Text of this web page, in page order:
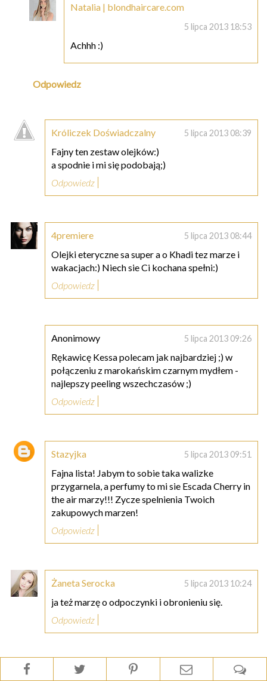
Natalia | blondhaircare.com
5 lipca 2013 18:53
Achhh :)
Odpowiedz
Króliczek Doświadczalny 5 lipca 2013 08:39
Fajny ten zestaw olejków:)
a spodnie i mi się podobają;)
Odpowiedz
4premiere 5 lipca 2013 08:44
Olejki eteryczne sa super a o Khadi tez marze i
wakacjach:) Niech sie Ci kochana spełni:)
Odpowiedz
Anonimowy 5 lipca 2013 09:26
Rękawicę Kessa polecam jak najbardziej ;) w
połączeniu z marokańskim czarnym mydłem -
najlepszy peeling wszechczasów ;)
Odpowiedz
Stazyjka 5 lipca 2013 09:51
Fajna lista! Jabym to sobie taka walizke
przygarnela, a perfumy to mi sie Escada Cherry in
the air marzy!!! Zycze spelnienia Twoich
zakupowych marzen!
Odpowiedz
Żaneta Serocka 5 lipca 2013 10:24
ja też marzę o odpoczynki i obronieniu się.
Odpowiedz
Magdalena 5 lipca 2013 10:49